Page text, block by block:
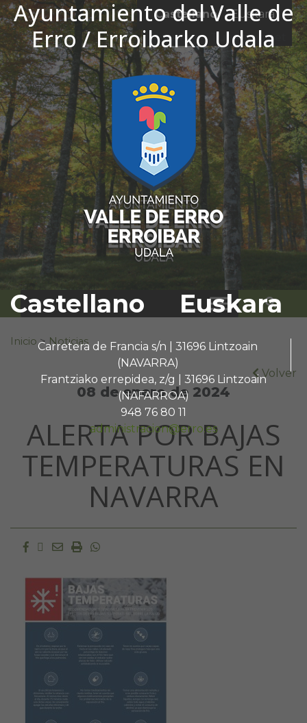
Ayuntamiento del Valle de
Erro / Erroibarko Udala
Castellano Euskara
Carretera de Francia s/n | 31696 Lintzoain
(NAVARRA)
Frantziako errepidea, z/g | 31696 Lintzoain
(NAFARROA)
948 76 80 11
administracion@erro.es
Ir al contenido
Castellano
Euskara
El tiempo - Tutiempo.net
Buscar:
Inicio > Noticias
Volver
08 de enero de 2024
ALERTA POR BAJAS
TEMPERATURAS EN
NAVARRA
Facebook
Twitter
EmailImprimir
Whatsapp